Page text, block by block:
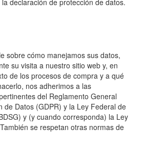
declaración de protección de datos.
sobre cómo manejamos sus datos,
su visita a nuestro sitio web y, en
de los procesos de compra y a qué
nos adherimos a las
del Reglamento General
de Datos (GDPR) y la Ley Federal de
y (y cuando corresponda) la Ley
se respetan otras normas de